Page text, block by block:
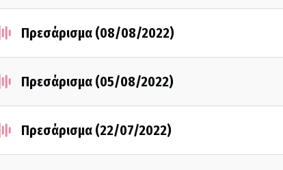
Πρεσάρισμα (08/08/2022)
Πρεσάρισμα (05/08/2022)
Πρεσάρισμα (22/07/2022)